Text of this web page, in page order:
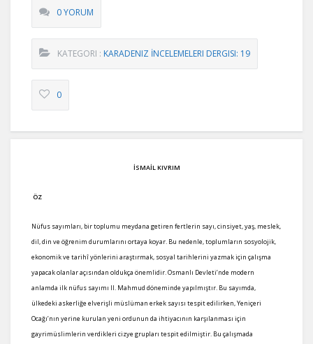
0 YORUM
KATEGORI : KARADENIZ İNCELEMELERI DERGISI: 19
0
İSMAİL KIVRIM
ÖZ
Nüfus sayımları, bir toplumu meydana getiren fertlerin sayı, cinsiyet, yaş, meslek,
dil, din ve öğrenim durumlarını ortaya koyar. Bu nedenle, toplumların sosyolojik,
ekonomik ve tarihî yönlerini araştırmak, sosyal tarihlerini yazmak için çalışma
yapacak olanlar açısından oldukça önemlidir. Osmanlı Devleti’nde modern
anlamda ilk nüfus sayımı II. Mahmud döneminde yapılmıştır. Bu sayımda,
ülkedeki askerliğe elverişli müslüman erkek sayısı tespit edilirken, Yeniçeri
Ocağı’nın yerine kurulan yeni ordunun da ihtiyacının karşılanması için
gayrimüslimlerin verdikleri cizye grupları tespit edilmiştir. Bu çalışmada